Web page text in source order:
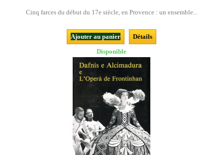
Cinq farces du début du 17e siècle, en Provence : un ensemble...
Ajouter au panier
Détails
Disponible